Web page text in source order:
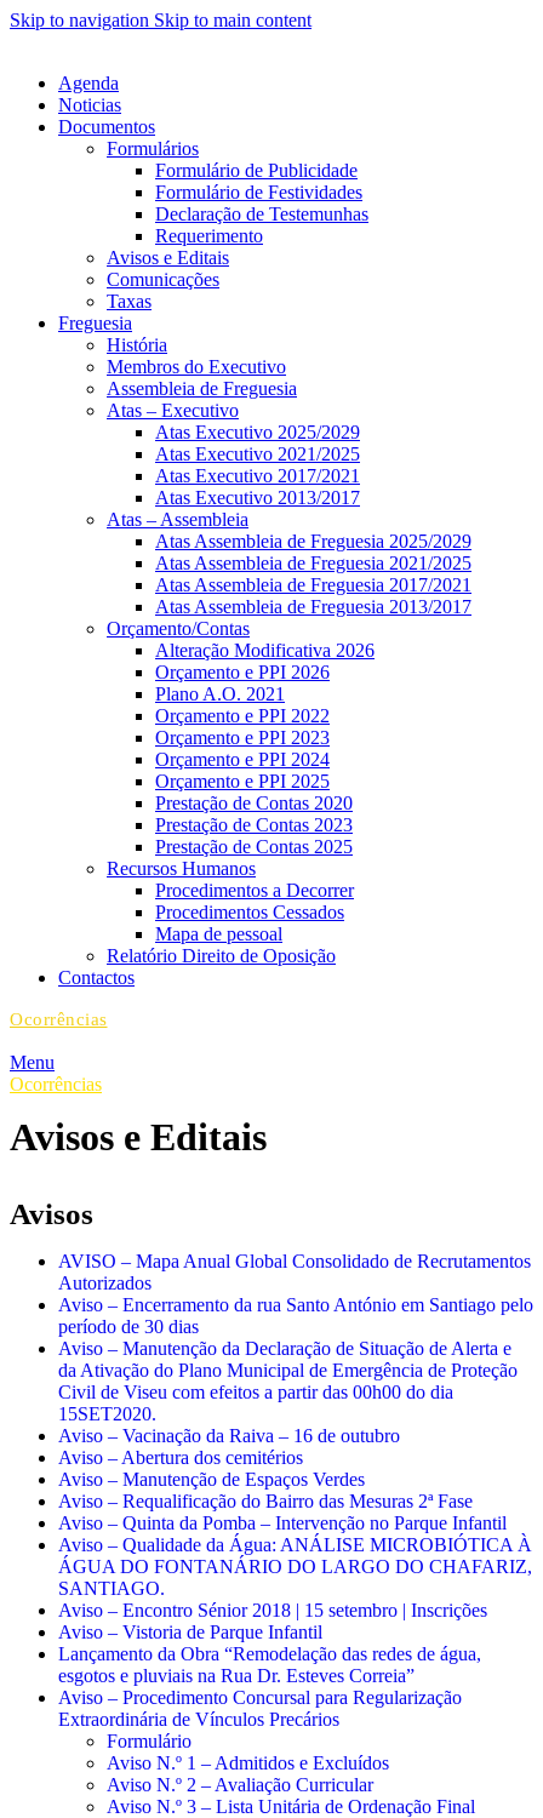
Skip to navigation Skip to main content
Agenda
Noticias
Documentos
Formulários
Formulário de Publicidade
Formulário de Festividades
Declaração de Testemunhas
Requerimento
Avisos e Editais
Comunicações
Taxas
Freguesia
História
Membros do Executivo
Assembleia de Freguesia
Atas – Executivo
Atas Executivo 2025/2029
Atas Executivo 2021/2025
Atas Executivo 2017/2021
Atas Executivo 2013/2017
Atas – Assembleia
Atas Assembleia de Freguesia 2025/2029
Atas Assembleia de Freguesia 2021/2025
Atas Assembleia de Freguesia 2017/2021
Atas Assembleia de Freguesia 2013/2017
Orçamento/Contas
Alteração Modificativa 2026
Orçamento e PPI 2026
Plano A.O. 2021
Orçamento e PPI 2022
Orçamento e PPI 2023
Orçamento e PPI 2024
Orçamento e PPI 2025
Prestação de Contas 2020
Prestação de Contas 2023
Prestação de Contas 2025
Recursos Humanos
Procedimentos a Decorrer
Procedimentos Cessados
Mapa de pessoal
Relatório Direito de Oposição
Contactos
Ocorrências
Menu
Ocorrências
Avisos e Editais
Avisos
AVISO – Mapa Anual Global Consolidado de Recrutamentos
Autorizados
Aviso – Encerramento da rua Santo António em Santiago pelo
período de 30 dias
Aviso – Manutenção da Declaração de Situação de Alerta e
da Ativação do Plano Municipal de Emergência de Proteção
Civil de Viseu com efeitos a partir das 00h00 do dia
15SET2020.
Aviso – Vacinação da Raiva – 16 de outubro
Aviso – Abertura dos cemitérios
Aviso – Manutenção de Espaços Verdes
Aviso – Requalificação do Bairro das Mesuras 2ª Fase
Aviso – Quinta da Pomba – Intervenção no Parque Infantil
Aviso – Qualidade da Água: ANÁLISE MICROBIÓTICA À
ÁGUA DO FONTANÁRIO DO LARGO DO CHAFARIZ,
SANTIAGO.
Aviso – Encontro Sénior 2018 | 15 setembro | Inscrições
Aviso – Vistoria de Parque Infantil
Lançamento da Obra “Remodelação das redes de água,
esgotos e pluviais na Rua Dr. Esteves Correia”
Aviso – Procedimento Concursal para Regularização
Extraordinária de Vínculos Precários
Formulário
Aviso N.º 1 – Admitidos e Excluídos
Aviso N.º 2 – Avaliação Curricular
Aviso N.º 3 – Lista Unitária de Ordenação Final